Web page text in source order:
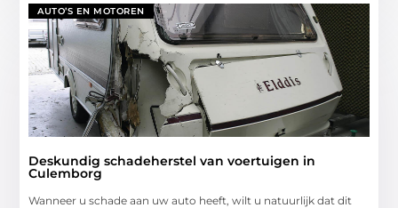
AUTO’S EN MOTOREN
Deskundig schadeherstel van voertuigen in
Culemborg
Wanneer u schade aan uw auto heeft, wilt u natuurlijk dat dit